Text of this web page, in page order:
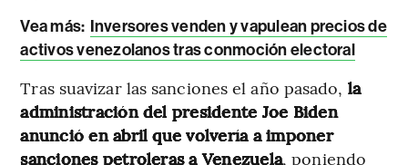
Vea más: Inversores venden y vapulean precios de
activos venezolanos tras conmoción electoral
Tras suavizar las sanciones el año pasado, la
administración del presidente Joe Biden
anunció en abril que volvería a imponer
sanciones petroleras a Venezuela, poniendo